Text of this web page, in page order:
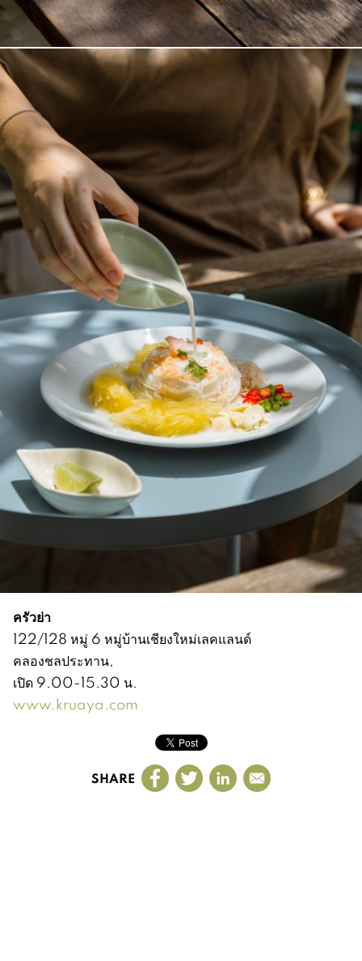
ครัวย่า
122/128 หมู่ 6 หมู่บ้านเชียงใหม่เลคแลนด์
คลองชลประทาน,
เปิด 9.00-15.30 น.
www.kruaya.com
SHARE